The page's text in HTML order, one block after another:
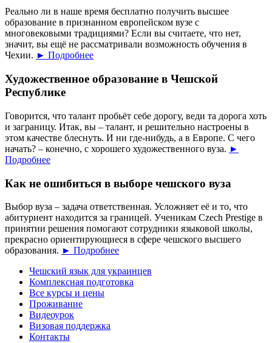
Реально ли в наше время бесплатно получить высшее
образование в признанном европейском вузе с
многовековыми традициями? Если вы считаете, что нет,
значит, вы ещё не рассматривали возможность обучения в
Чехии. ► Подробнее
Художественное образование в Чешской
Республике
Говорится, что талант пробьёт себе дорогу, веди та дорога хоть
и заграницу. Итак, вы – талант, и решительно настроены в
этом качестве блеснуть. И ни где-нибудь, а в Европе. С чего
начать? – конечно, с хорошего художественного вуза. ►
Подробнее
Как не ошибиться в выборе чешского вуза
Выбор вуза – задача ответственная. Усложняет её и то, что
абитуриент находится за границей. Ученикам Czech Prestige в
принятии решения помогают сотрудники языковой школы,
прекрасно ориентирующиеся в сфере чешского высшего
образования. ► Подробнее
Чешский язык для украинцев
Комплексная подготовка
Все курсы и цены
Проживание
Видеоурок
Визовая поддержка
Контакты